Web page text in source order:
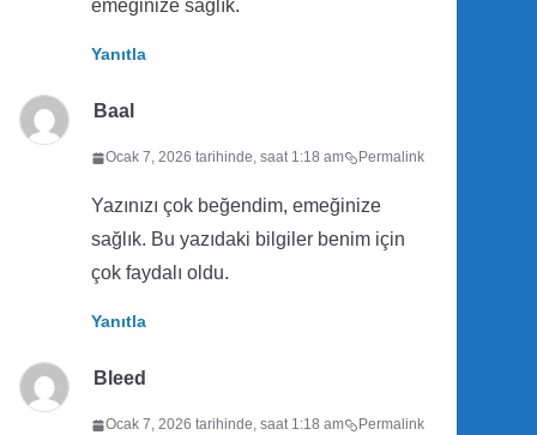
emeğinize sağlık.
Yanıtla
Baal
Ocak 7, 2026 tarihinde, saat 1:18 am Permalink
Yazınızı çok beğendim, emeğinize
sağlık. Bu yazıdaki bilgiler benim için
çok faydalı oldu.
Yanıtla
Bleed
Ocak 7, 2026 tarihinde, saat 1:18 am Permalink